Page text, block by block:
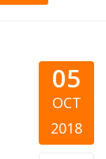
05
OCT
2018